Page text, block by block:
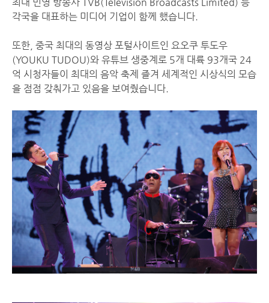
각국을 대표하는 미디어 기업이 함께 했습니다.
또한, 중국 최대의 동영상 포털사이트인 요오쿠 투도우
(YOUKU TUDOU)와 유튜브 생중계로 5개 대륙 93개국 24
억 시청자들이 최대의 음악 축제 즐겨 세계적인 시상식의 모습
을 점점 갖춰가고 있음을 보여줬습니다.